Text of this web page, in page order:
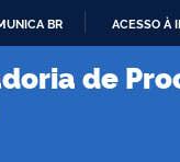
PARA
BR ACESSO À
de